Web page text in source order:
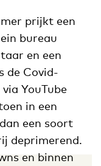
prijkt een
bureau
en een
de Covid-
YouTube
in een
een soort
deprimerend.
en binnen